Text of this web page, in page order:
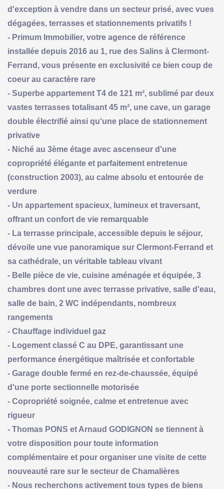
d'exception à vendre dans un secteur prisé, avec vues
dégagées, terrasses et stationnements privatifs !
- Primum Immobilier, votre agence de référence
installée depuis 2016 au 1, rue des Salins à Clermont-
Ferrand, vous présente en exclusivité ce bien coup de
coeur au caractère rare
- Superbe appartement T4 de 121 m², sublimé par deux
vastes terrasses totalisant 45 m², une cave, un garage
double électrifié ainsi qu'une place de stationnement
privative
- Niché au 3ème étage avec ascenseur d'une
copropriété élégante et parfaitement entretenue
(construction 2003), au calme absolu et entourée de
verdure
- Un appartement spacieux, lumineux et traversant,
offrant un confort de vie remarquable
- La terrasse principale, accessible depuis le séjour,
dévoile une vue panoramique sur Clermont-Ferrand et
sa cathédrale, un véritable tableau vivant
- Belle pièce de vie, cuisine aménagée et équipée, 3
chambres dont une avec terrasse privative, salle d'eau,
salle de bain, 2 WC indépendants, nombreux
rangements
- Chauffage individuel gaz
- Logement classé C au DPE, garantissant une
performance énergétique maîtrisée et confortable
- Garage double fermé en rez-de-chaussée, équipé
d'une porte sectionnelle motorisée
- Copropriété soignée, calme et entretenue avec
rigueur
- Thomas PONS et Arnaud GODIGNON se tiennent à
votre disposition pour toute information
complémentaire et pour organiser une visite de cette
nouveauté rare sur le secteur de Chamalières
- Nous recherchons activement tous types de biens